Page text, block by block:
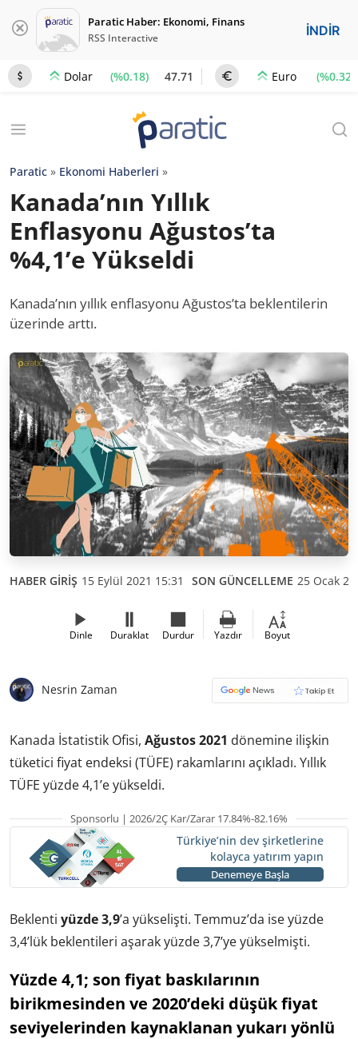
Paratic Haber: Ekonomi, Finans
RSS Interactive İNDİR
Dolar (%0.18) 47.71 Euro (%0.32)
Paratic » Ekonomi Haberleri »
Kanada’nın Yıllık
Enflasyonu Ağustos’ta
%4,1’e Yükseldi
Kanada’nın yıllık enflasyonu Ağustos’ta beklentilerin
üzerinde arttı.
HABER GİRİŞ 15 Eylül 2021 15:31 SON GÜNCELLEME 25 Ocak
Dinle Duraklat Durdur Yazdır Boyut
Nesrin Zaman
Kanada İstatistik Ofisi, Ağustos 2021 dönemine ilişkin
tüketici fiyat endeksi (TÜFE) rakamlarını açıkladı. Yıllık
TÜFE yüzde 4,1’e yükseldi.
Sponsorlu | 2026/2Ç Kar/Zarar 17.84%-82.16%
Türkiye’nin dev şirketlerine
kolayca yatırım yapın
Denemeye Başla
Beklenti yüzde 3,9’a yükselişti. Temmuz’da ise yüzde
3,4’lük beklentileri aşarakyüzde 3,7’ye yükselmişti.
Yüzde 4,1; son fiyat baskılarının
birikmesinden ve 2020’deki düşük fiyat
seviyelerinden kaynaklanan yukarı yönlü